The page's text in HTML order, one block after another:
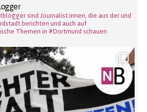
sind Journalist:innen, die aus der und
berichten und auch auf
Themen in #Dortmund schauen